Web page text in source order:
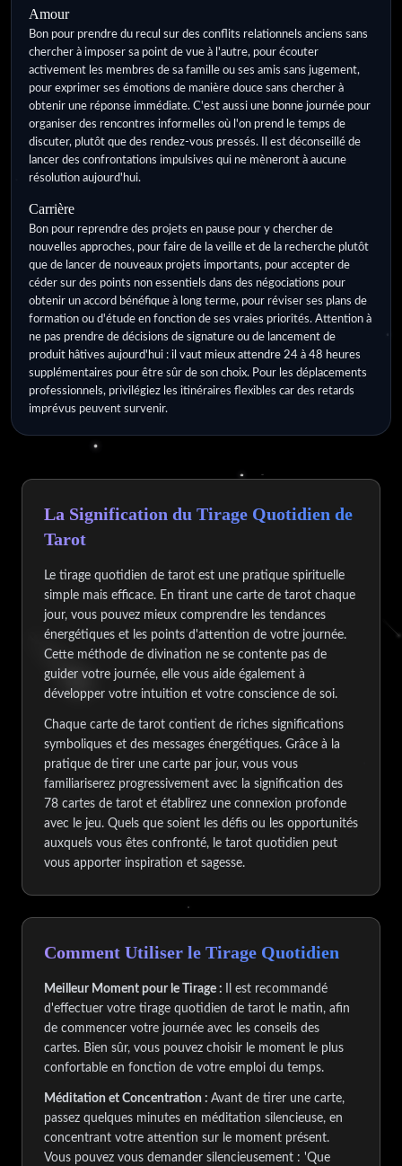
Amour
Bon pour prendre du recul sur des conflits relationnels anciens sans
chercher à imposer sa point de vue à l'autre, pour écouter
activement les membres de sa famille ou ses amis sans jugement,
pour exprimer ses émotions de manière douce sans chercher à
obtenir une réponse immédiate. C'est aussi une bonne journée pour
organiser des rencontres informelles où l'on prend le temps de
discuter, plutôt que des rendez-vous pressés. Il est déconseillé de
lancer des confrontations impulsives qui ne mèneront à aucune
résolution aujourd'hui.
Carrière
Bon pour reprendre des projets en pause pour y chercher de
nouvelles approches, pour faire de la veille et de la recherche plutôt
que de lancer de nouveaux projets importants, pour accepter de
céder sur des points non essentiels dans des négociations pour
obtenir un accord bénéfique à long terme, pour réviser ses plans de
formation ou d'étude en fonction de ses vraies priorités. Attention à
ne pas prendre de décisions de signature ou de lancement de
produit hâtives aujourd'hui : il vaut mieux attendre 24 à 48 heures
supplémentaires pour être sûr de son choix. Pour les déplacements
professionnels, privilégiez les itinéraires flexibles car des retards
imprévus peuvent survenir.
La Signification du Tirage Quotidien de
Tarot
Le tirage quotidien de tarot est une pratique spirituelle
simple mais efficace. En tirant une carte de tarot chaque
jour, vous pouvez mieux comprendre les tendances
énergétiques et les points d'attention de votre journée.
Cette méthode de divination ne se contente pas de
guider votre journée, elle vous aide également à
développer votre intuition et votre conscience de soi.
Chaque carte de tarot contient de riches significations
symboliques et des messages énergétiques. Grâce à la
pratique de tirer une carte par jour, vous vous
familiariserez progressivement avec la signification des
78 cartes de tarot et établirez une connexion profonde
avec le jeu. Quels que soient les défis ou les opportunités
auxquels vous êtes confronté, le tarot quotidien peut
vous apporter inspiration et sagesse.
Comment Utiliser le Tirage Quotidien
Meilleur Moment pour le Tirage :
Il est recommandé
d'effectuer votre tirage quotidien de tarot le matin, afin
de commencer votre journée avec les conseils des
cartes. Bien sûr, vous pouvez choisir le moment le plus
confortable en fonction de votre emploi du temps.
Méditation et Concentration : Avant de tirer une carte,
passez quelques minutes en méditation silencieuse, en
concentrant votre attention sur le moment présent.
Vous pouvez vous demander silencieusement : 'Que